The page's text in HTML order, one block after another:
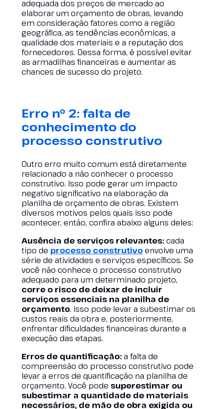
adequada dos preços de mercado ao
elaborar um orçamento de obras, levando
em consideração fatores como a região
geográfica, as tendências econômicas, a
qualidade dos materiais e a reputação dos
fornecedores. Dessa forma, é possível evitar
as armadilhas financeiras e aumentar as
chances de sucesso do projeto.
Erro nº 2: falta de
conhecimento do
processo construtivo
Outro erro muito comum está diretamente
relacionado a não conhecer o processo
construtivo. Isso pode gerar um impacto
negativo significativo na elaboração da
planilha de orçamento de obras. Existem
diversos motivos pelos quais isso pode
acontecer, então, confira abaixo alguns deles:
Ausência de serviços relevantes:cada
tipo de processo construtivoenvolve uma
série de atividades e serviços específicos. Se
você não conhece o processo construtivo
adequado para um determinado projeto,
corre o risco de deixar de incluir
serviços essenciais na planilha de
orçamento. Isso pode levar a subestimar os
custos reais da obra e, posteriormente,
enfrentar dificuldades financeiras durante a
execução das etapas.
Erros de quantificação:a falta de
compreensão do processo construtivo pode
levar a erros de quantificação na planilha de
orçamento. Você pode superestimar ou
subestimar a quantidade de materiais
necessários, de mão de obra exigida ou